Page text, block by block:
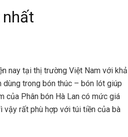
nay tại thị trường Việt Nam với khả
trong bón thúc – bón lót giúp
của Phân bón Hà Lan có mức giá
vậy rất phù hợp với túi tiền của bà